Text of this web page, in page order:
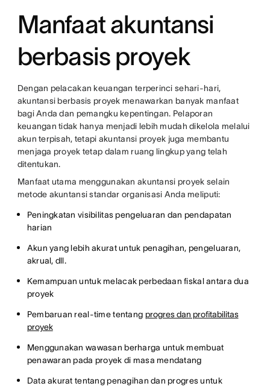
Manfaat akuntansi
berbasis proyek
Dengan pelacakan keuangan terperinci sehari-hari,
akuntansi berbasis proyek menawarkan banyak manfaat
bagi Anda dan pemangku kepentingan. Pelaporan
keuangan tidak hanya menjadi lebih mudah dikelola melalui
akun terpisah, tetapi akuntansi proyek juga membantu
menjaga proyek tetap dalam ruang lingkup yang telah
ditentukan.
Manfaat utama menggunakan akuntansi proyek selain
metode akuntansi standar organisasi Anda meliputi:
Peningkatan visibilitas pengeluaran dan pendapatan
harian
Akun yang lebih akurat untuk penagihan, pengeluaran,
akrual, dll.
Kemampuan untuk melacak perbedaan fiskal antara dua
proyek
Pembaruan real-time tentang progres dan profitabilitas
proyek
Menggunakan wawasan berharga untuk membuat
penawaran pada proyek di masa mendatang
Data akurat tentang penagihan dan progres untuk